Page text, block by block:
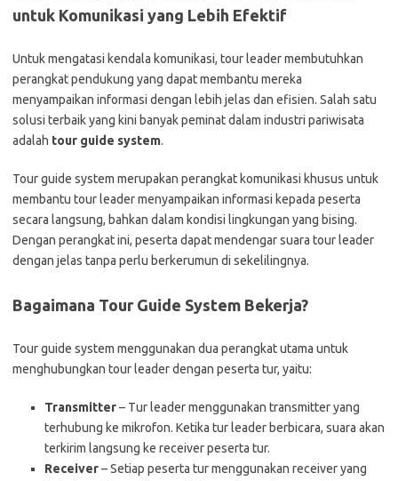
untuk Komunikasi yang Lebih Efektif
Untuk mengatasi kendala komunikasi, tour leader membutuhkan
perangkat pendukung yang dapat membantu mereka
menyampaikan informasi dengan lebih jelas dan efisien. Salah satu
solusi terbaik yang kini banyak peminat dalam industri pariwisata
adalah tour guide system.
Tour guide system merupakan perangkat komunikasi khusus untuk
membantu tour leader menyampaikan informasi kepada peserta
secara langsung, bahkan dalam kondisi lingkungan yang bising.
Dengan perangkat ini, peserta dapat mendengar suara tour leader
dengan jelas tanpa perlu berkerumun di sekelilingnya.
Bagaimana Tour Guide System Bekerja?
Tour guide system menggunakan dua perangkat utama untuk
menghubungkan tour leader dengan peserta tur, yaitu:
Transmitter– Tur leader menggunakan transmitter yang
terhubung ke mikrofon. Ketika tur leader berbicara, suara akan
terkirim langsung ke receiver peserta tur.
Receiver– Setiap peserta tur menggunakan receiver yang